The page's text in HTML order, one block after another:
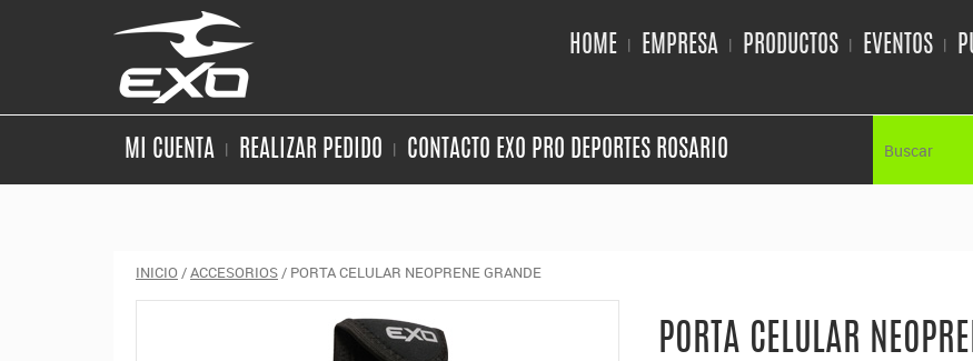
HOME EMPRESA PRODUCTOS EVENTOS
MI CUENTA REALIZAR PEDIDO CONTACTO EXO PRO DEPORTES ROSARIO
INICIO /ACCESORIOS/ PORTA CELULAR NEOPRENE GRANDE
PORTA CELULAR